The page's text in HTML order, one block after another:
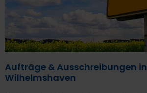
ÜBER UNS
KONTAKT
Aufträge & Ausschreibungen in
Wilhelmshaven